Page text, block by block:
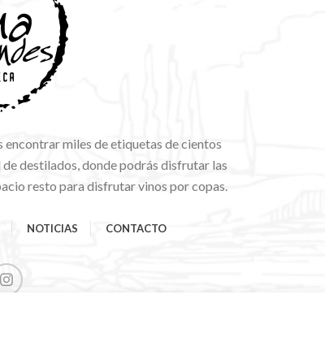
encontrar miles de etiquetas de cientos
destilados, donde podrás disfrutar las
resto para disfrutar vinos por copas.
NOTICIAS CONTACTO